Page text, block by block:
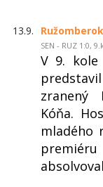
13.9.
SEN - RUZ 1:0,
V 9. kole
zranený
Kóňa.
mladého